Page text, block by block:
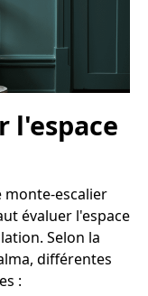
l'espace
monte-escalier
évaluer l'espace
Selon la
différentes
: